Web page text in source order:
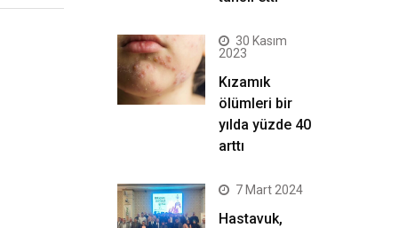
30 Kasım
2023
Kızamık
ölümleri bir
yılda yüzde 40
arttı
7 Mart 2024
Hastavuk,